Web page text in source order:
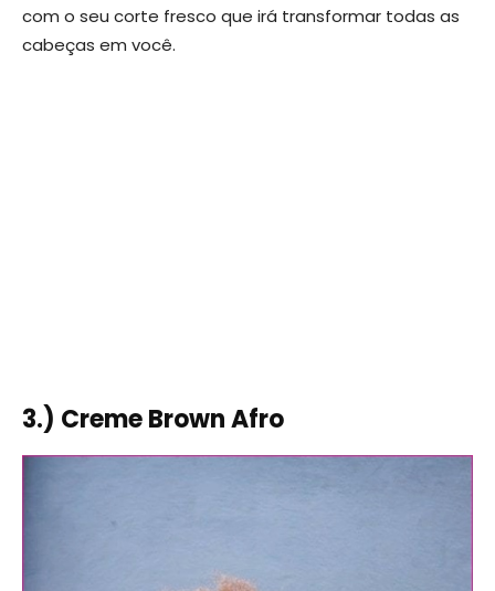
com o seu corte fresco que irá transformar todas as
cabeças em você.
3.) Creme Brown Afro